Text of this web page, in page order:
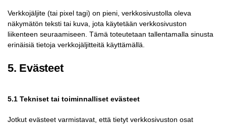
Verkkojäljite (tai pixel tagi) on pieni, verkkosivustolla oleva
näkymätön teksti tai kuva, jota käytetään verkkosivuston
liikenteen seuraamiseen. Tämä toteutetaan tallentamalla sinusta
erinäisiä tietoja verkkojäljitteitä käyttämällä.
5. Evästeet
5.1 Tekniset tai toiminnalliset evästeet
Jotkut evästeet varmistavat, että tietyt verkkosivuston osat